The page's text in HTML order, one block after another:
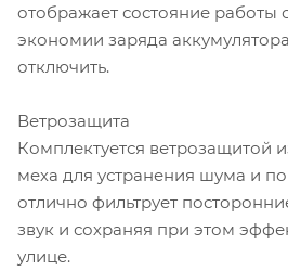
отображает состояние работы
экономии заряда
отключить.
Ветрозащита
Комплектуется ветрозащитой
меха для устранения шума и
отлично фильтрует
звук и сохраняя при этом
улице.